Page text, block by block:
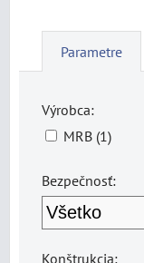
Parametre
Výrobca:
MRB (1)
Bezpečnosť:
Konštrukcia: